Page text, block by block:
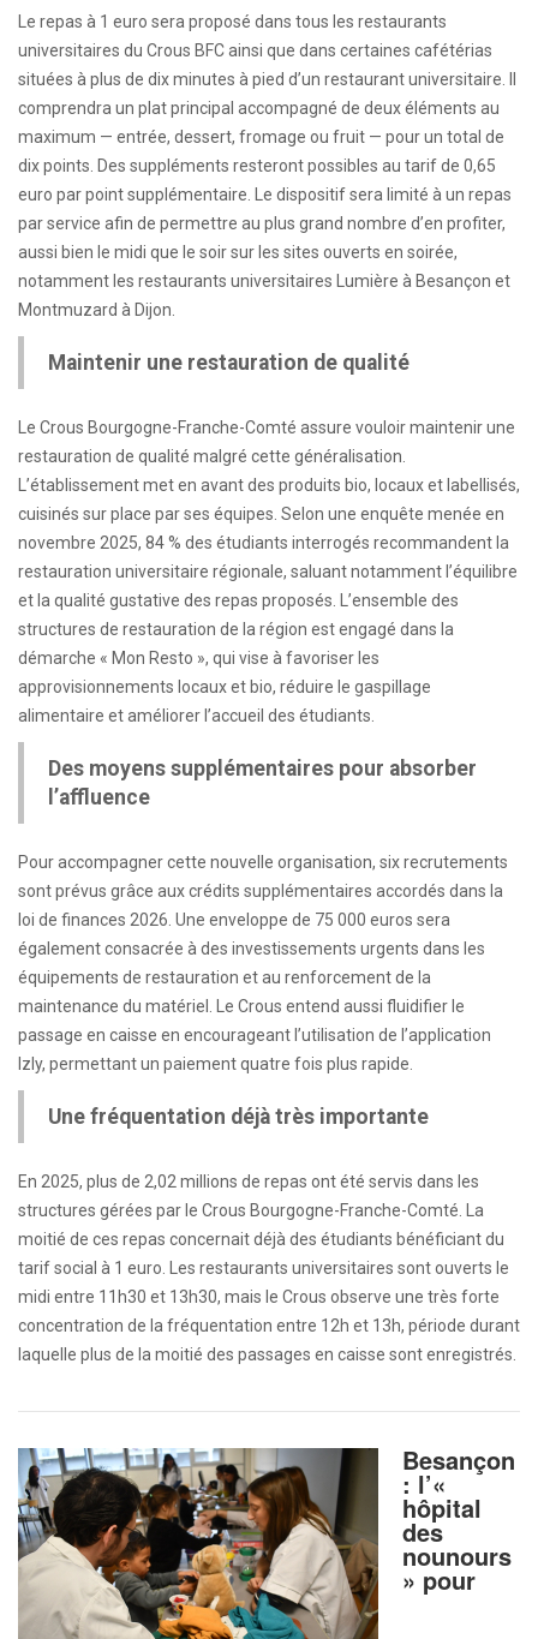
Le repas à 1 euro sera proposé dans tous les restaurants
universitaires du Crous BFC ainsi que dans certaines cafétérias
situées à plus de dix minutes à pied d’un restaurant universitaire. Il
comprendra un plat principal accompagné de deux éléments au
maximum — entrée, dessert, fromage ou fruit — pour un total de
dix points. Des suppléments resteront possibles au tarif de 0,65
euro par point supplémentaire. Le dispositif sera limité à un repas
par service afin de permettre au plus grand nombre d’en profiter,
aussi bien le midi que le soir sur les sites ouverts en soirée,
notamment les restaurants universitaires Lumière à Besançon et
Montmuzard à Dijon.
Maintenir une restauration de qualité
Le Crous Bourgogne-Franche-Comté assure vouloir maintenir une
restauration de qualité malgré cette généralisation.
L’établissement met en avant des produits bio, locaux et labellisés,
cuisinés sur place par ses équipes. Selon une enquête menée en
novembre 2025, 84 % des étudiants interrogés recommandent la
restauration universitaire régionale, saluant notamment l’équilibre
et la qualité gustative des repas proposés. L’ensemble des
structures de restauration de la région est engagé dans la
démarche « Mon Resto », qui vise à favoriser les
approvisionnements locaux et bio, réduire le gaspillage
alimentaire et améliorer l’accueil des étudiants.
Des moyens supplémentaires pour absorber
l’affluence
Pour accompagner cette nouvelle organisation, six recrutements
sont prévus grâce aux crédits supplémentaires accordés dans la
loi de finances 2026. Une enveloppe de 75 000 euros sera
également consacrée à des investissements urgents dans les
équipements de restauration et au renforcement de la
maintenance du matériel. Le Crous entend aussi fluidifier le
passage en caisse en encourageant l’utilisation de l’application
Izly, permettant un paiement quatre fois plus rapide.
Une fréquentation déjà très importante
En 2025, plus de 2,02 millions de repas ont été servis dans les
structures gérées par le Crous Bourgogne-Franche-Comté. La
moitié de ces repas concernait déjà des étudiants bénéficiant du
tarif social à 1 euro. Les restaurants universitaires sont ouverts le
midi entre 11h30 et 13h30, mais le Crous observe une très forte
concentration de la fréquentation entre 12h et 13h, période durant
laquelle plus de la moitié des passages en caisse sont enregistrés.
Besançon
: l’«
hôpital
des
nounours
» pour